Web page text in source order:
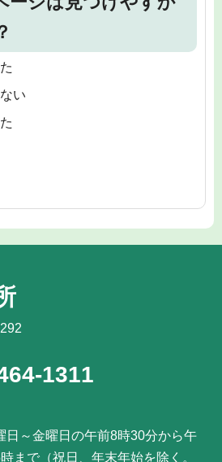
い
1311
日～金曜日の午前8時30分から午
まで（祝日、年末年始を除く。